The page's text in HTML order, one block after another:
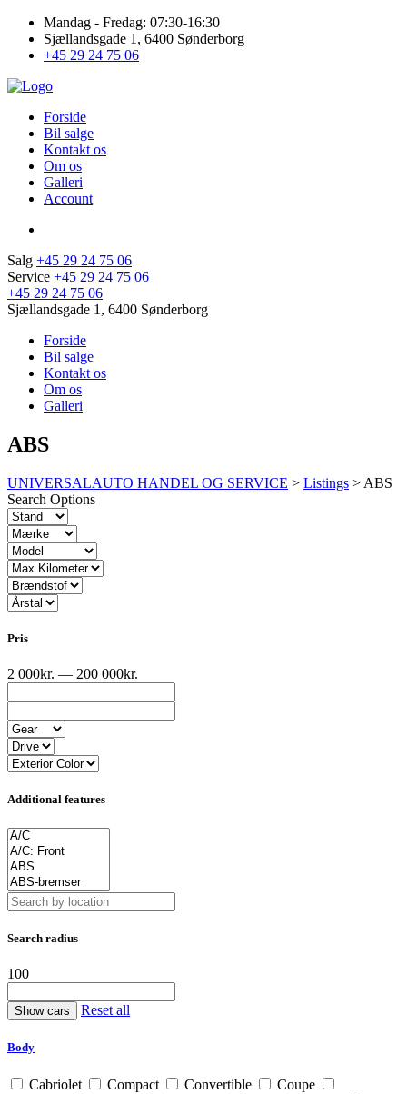
Mandag - Fredag: 07:30-16:30
Sjællandsgade 1, 6400 Sønderborg
+45 29 24 75 06
Forside
Bil salge
Kontakt os
Om os
Galleri
Account
Salg +45 29 24 75 06
Service +45 29 24 75 06
+45 29 24 75 06
Sjællandsgade 1, 6400 Sønderborg
Forside
Bil salge
Kontakt os
Om os
Galleri
ABS
UNIVERSALAUTO HANDEL OG SERVICE > Listings > ABS
Search Options
Pris
2 000kr. — 200 000kr.
Additional features
Search radius
100
Reset all
Body
Cabriolet Compact Convertible
Coupe